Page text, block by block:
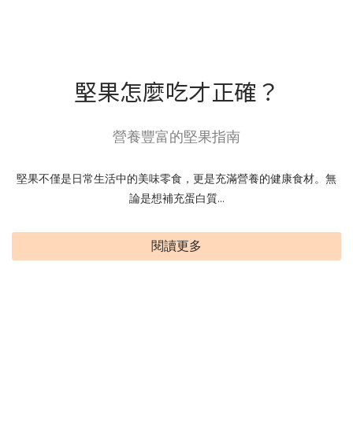
堅果怎麼吃才正確？
營養豐富的堅果指南
堅果不僅是日常生活中的美味零食，更是充滿營養的健康食材。無
論是想補充蛋白質...
閱讀更多